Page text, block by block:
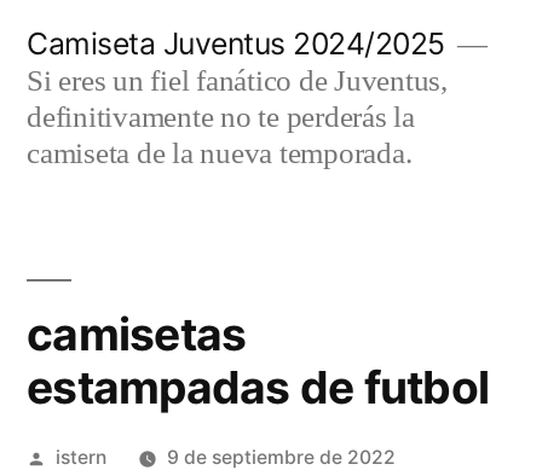
contenido
Camiseta Juventus 2024/2025
Si eres un fiel fanático de Juventus,
definitivamente no te perderás la
camiseta de la nueva temporada.
camisetas
estampadas de futbol
Publicado
istern 9 de septiembre de 2022